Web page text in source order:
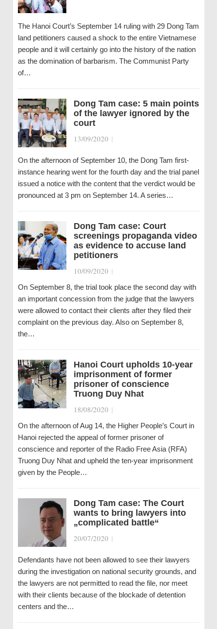
The Hanoi Court’s September 14 ruling with 29 Dong Tam
land petitioners caused a shock to the entire Vietnamese
people and it will certainly go into the history of the nation
as the domination of barbarism. The Communist Party
of…
Dong Tam case: 5 main points
of the lawyer ignored by the
court
13/09/2020 |
On the afternoon of September 10, the Dong Tam first-
instance hearing went for the fourth day and the trial panel
issued a notice with the content that the verdict would be
pronounced at 3 pm on September 14. A series…
Dong Tam case: Court
screenings propaganda video
as evidence to accuse land
petitioners
10/09/2020 |
On September 8, the trial took place the second day with
an important concession from the judge that the lawyers
were allowed to contact their clients after they filed their
complaint on the previous day. Also on September 8,
the…
Hanoi Court upholds 10-year
imprisonment of former
prisoner of conscience
Truong Duy Nhat
18/08/2020 |
On the afternoon of Aug 14, the Higher People’s Court in
Hanoi rejected the appeal of former prisoner of
conscience and reporter of the Radio Free Asia (RFA)
Truong Duy Nhat and upheld the ten-year imprisonment
given by the People…
Dong Tam case: The Court
wants to bring lawyers into
„complicated battle“
20/07/2020 |
Defendants have not been allowed to see their lawyers
during the investigation on national security grounds, and
the lawyers are not permitted to read the file, nor meet
with their clients because of the blockade of detention
centers and the…